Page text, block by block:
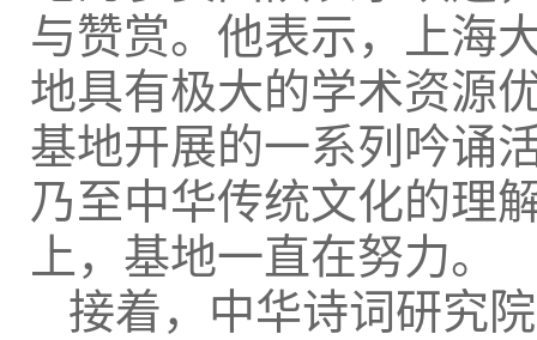
与赞赏。他表示，上海
地具有极大的学术资源
基地开展的一系列吟诵
乃至中华传统文化的理
上，基地一直在努力。
接着，中华诗词研究